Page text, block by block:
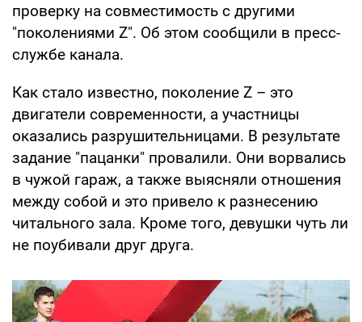
проверку на совместимость с другими
"поколениями Z". Об этом сообщили в пресс-
службе канала.
Как стало известно, поколение Z – это
двигатели современности, а участницы
оказались разрушительницами. В результате
задание "пацанки" провалили. Они ворвались
в чужой гараж, а также выясняли отношения
между собой и это привело к разнесению
читального зала. Кроме того, девушки чуть ли
не поубивали друг друга.